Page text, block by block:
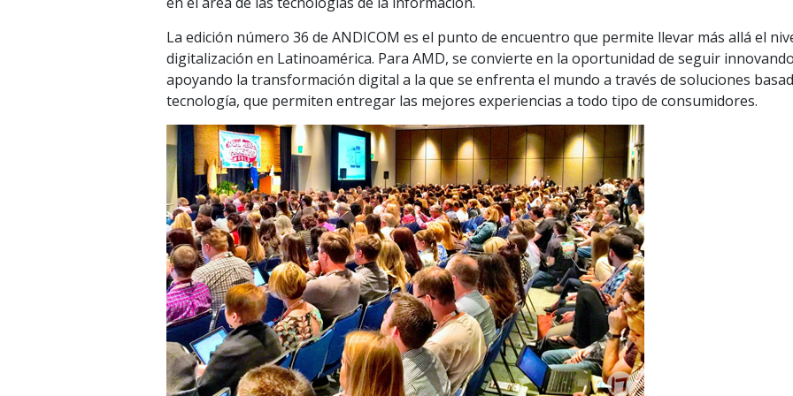
La edición número 36 de ANDICOM es el punto de encuentro que permite llevar más allá el
digitalización en Latinoamérica. Para AMD, se convierte en la oportunidad de seguir
apoyando la transformación digital a la que se enfrenta el mundo a través de soluciones
tecnología, que permiten entregar las mejores experiencias a todo tipo de consumidores.